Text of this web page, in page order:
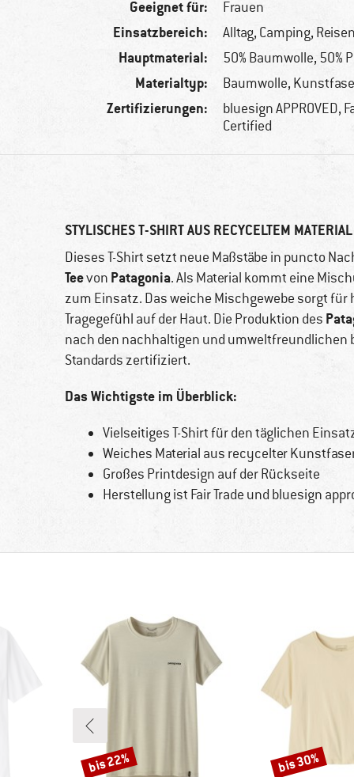
Geeignet für: Frauen
Einsatzbereich: Alltag, Camping,
Hauptmaterial: 50% Baumwolle, 50%
Materialtyp: Baumwolle,
Zertifizierungen:
bluesign APPROVED,
Certified
STYLISCHES T-SHIRT AUS RECYCELTEM MATERIAL
Dieses T-Shirt setzt neue Maßstäbe in puncto
Teevon Patagonia. Als Material kommt eine
zum Einsatz. Das weiche Mischgewebe sorgt
Tragegefühl auf der Haut. Die Produktion des
nach den nachhaltigen und umweltfreundlichen
Standards zertifiziert.
Das Wichtigste im Überblick:
Vielseitiges T-Shirt für den täglichen
Weiches Material aus recycelter
Großes Printdesign auf der Rückseite
Herstellung ist Fair Trade und bluesign
Rabatt
bis 22% Rabatt
bis 30%